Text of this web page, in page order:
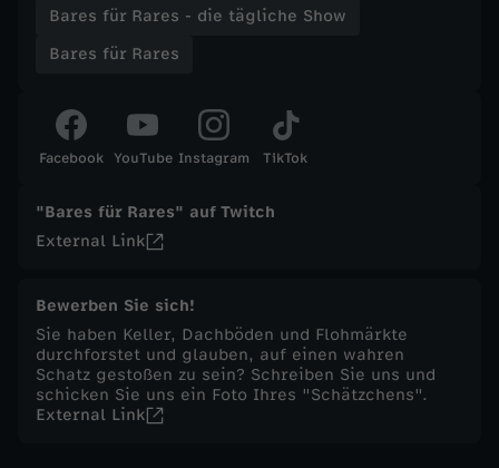
t
ä
g
l
i
h
e
Bares für Rares - die tägliche Show
Bares für Rares
Facebook YouTube Instagram TikTok
"Bares für Rares" auf Twitch
External Link
Bewerben Sie sich!
Sie haben Keller, Dachböden und Flohmärkte
durchforstet und glauben, auf einen wahren
Schatz gestoßen zu sein? Schreiben Sie uns und
schicken Sie uns ein Foto Ihres "Schätzchens".
External Link